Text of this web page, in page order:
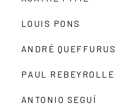
LOUIS PONS
ANDRÉ QUEFFURUS
PAUL REBEYROLLE
ANTONIO SEGUÍ